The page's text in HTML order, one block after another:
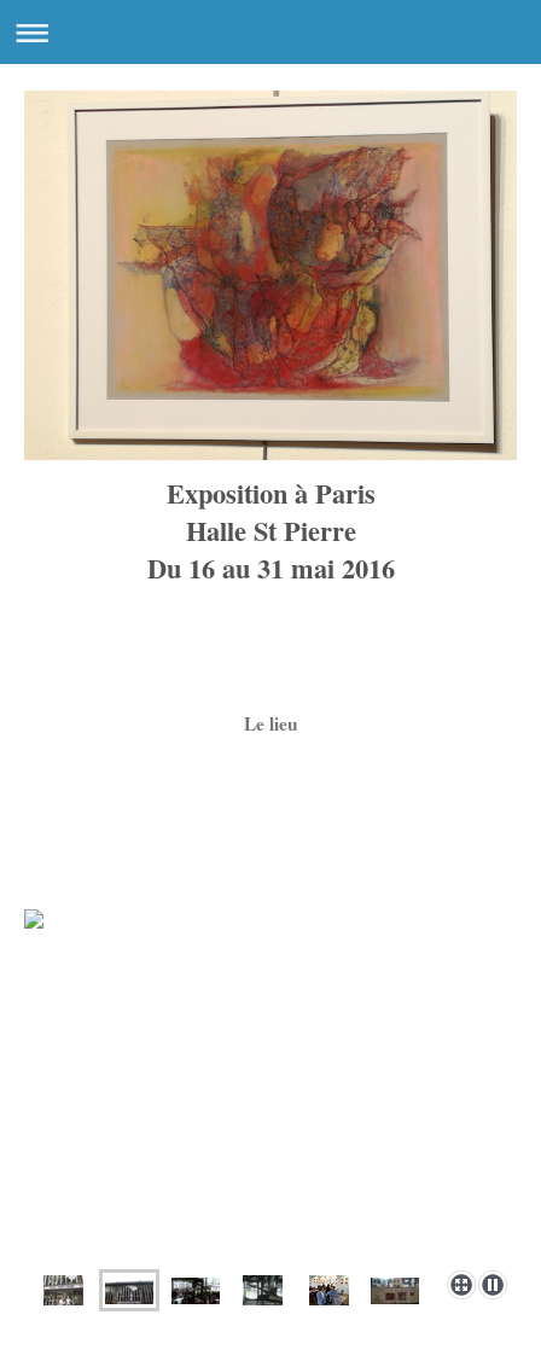
Exposition à Paris
Halle St Pierre
Du 16 au 31 mai 2016
Le lieu